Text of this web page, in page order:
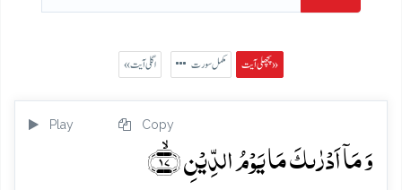
پچھلی آیت » مکمل سورت « اگلی آیت
Play Copy
وَ مَاۤ اَدۡرٰىکَ مَا یَوۡمُ الدِّیۡنِ ﴿ۙ۱۷﴾